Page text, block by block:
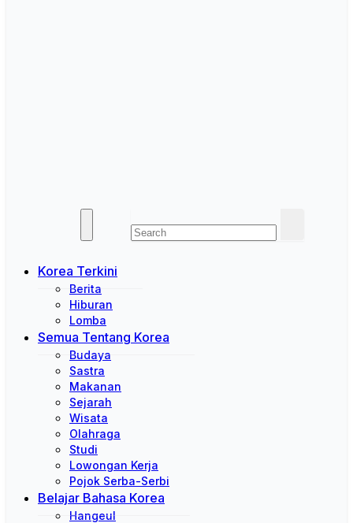
Korea Terkini
Berita
Hiburan
Lomba
Semua Tentang Korea
Budaya
Sastra
Makanan
Sejarah
Wisata
Olahraga
Studi
Lowongan Kerja
Pojok Serba-Serbi
Belajar Bahasa Korea
Hangeul